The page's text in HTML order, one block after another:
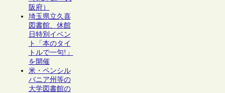
阪府）
埼玉県立久喜
図書館、休館
日特別イベン
ト「本のタイ
トルで一句!」
を開催
米・ペンシル
バニア州等の
大学図書館の